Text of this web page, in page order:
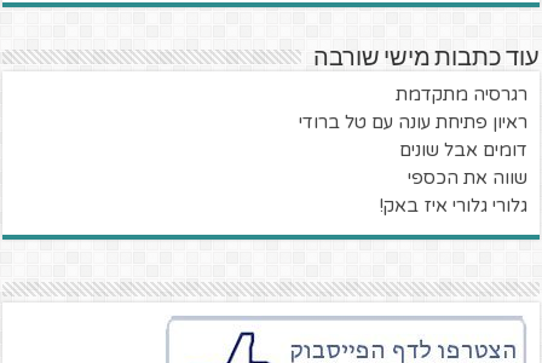
עוד כתבות מישי שורבה
רגרסיה מתקדמת
ראיון פתיחת עונה עם טל ברודי
דומים אבל שונים
שווה את הכספי
גלורי גלורי איז באק!